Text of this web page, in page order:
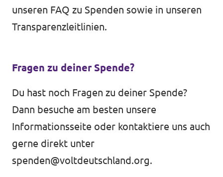
unseren FAQ zu Spenden sowie in unseren
Transparenzleitlinien.
Fragen zu deiner Spende?
Du hast noch Fragen zu deiner Spende?
Dann besuche am besten unsere
Informationsseite oder kontaktiere uns auch
gerne direkt unter
spenden@voltdeutschland.org.